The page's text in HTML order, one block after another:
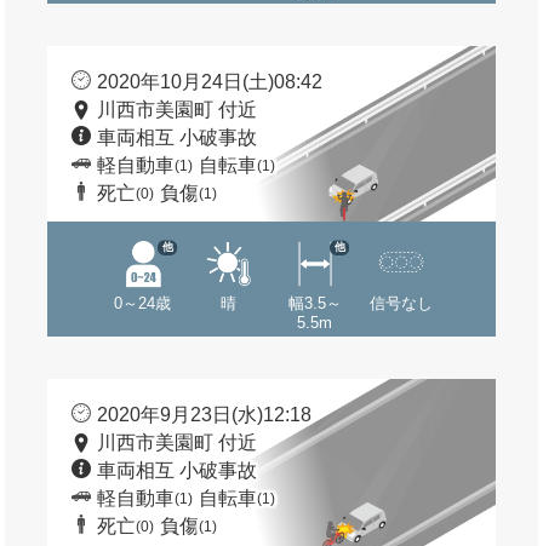
2020年10月24日(土)08:42
川西市美園町 付近
車両相互 小破事故
軽自動車(1) 自転車(1)
死亡(0) 負傷(1)
0～24歳
他
晴
幅3.5～
5.5m
他
信号なし
2020年9月23日(水)12:18
川西市美園町 付近
車両相互 小破事故
軽自動車(1) 自転車(1)
死亡(0) 負傷(1)